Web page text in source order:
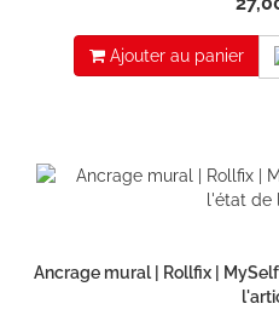
Ajouter au panier
Ancrage mural | Rollfix |